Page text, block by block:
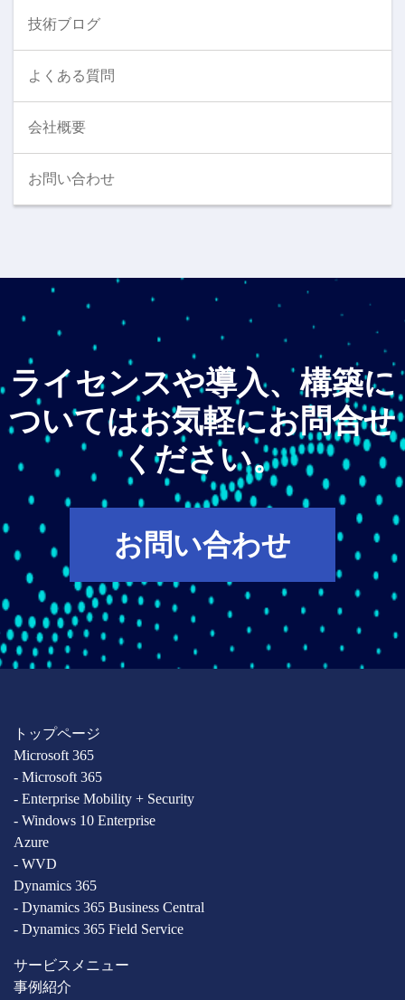
技術ブログ
よくある質問
会社概要
お問い合わせ
ライセンスや導入、構築に
ついてはお気軽にお問合せ
ください。
お問い合わせ
トップページ
Microsoft 365
- Microsoft 365
- Enterprise Mobility + Security
- Windows 10 Enterprise
Azure
- WVD
Dynamics 365
- Dynamics 365 Business Central
- Dynamics 365 Field Service
サービスメニュー
事例紹介